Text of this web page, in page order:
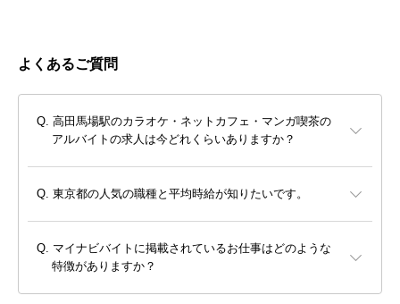
よくあるご質問
高田馬場駅のカラオケ・ネットカフェ・マンガ喫茶の
アルバイトの求人は今どれくらいありますか？
東京都の人気の職種と平均時給が知りたいです。
マイナビバイトに掲載されているお仕事はどのような
特徴がありますか？